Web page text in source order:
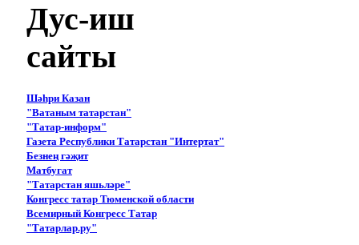
Дус-иш
сайты
Шәһри Казан
"Ватаным татарстан"
"Татар-информ"
Газета Республики Татарстан "Интертат"
Безнең гәҗит
Матбугат
"Татарстан яшьләре"
Конгресс татар Тюменской области
Всемирный Конгресс Татар
"Татарлар.ру"